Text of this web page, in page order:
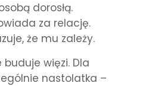
dorosłą.
za relację.
że mu zależy.
więzi. Dla
nastolatka –